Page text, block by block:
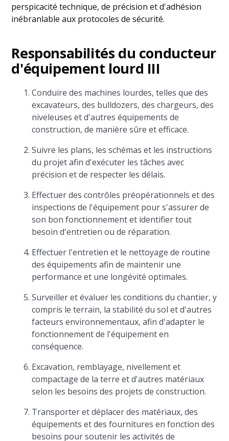
perspicacité technique, de précision et d'adhésion
inébranlable aux protocoles de sécurité.
Responsabilités du conducteur
d'équipement lourd III
Conduire des machines lourdes, telles que des
excavateurs, des bulldozers, des chargeurs, des
niveleuses et d'autres équipements de
construction, de manière sûre et efficace.
Suivre les plans, les schémas et les instructions
du projet afin d'exécuter les tâches avec
précision et de respecter les délais.
Effectuer des contrôles préopérationnels et des
inspections de l'équipement pour s'assurer de
son bon fonctionnement et identifier tout
besoin d'entretien ou de réparation.
Effectuer l'entretien et le nettoyage de routine
des équipements afin de maintenir une
performance et une longévité optimales.
Surveiller et évaluer les conditions du chantier, y
compris le terrain, la stabilité du sol et d'autres
facteurs environnementaux, afin d'adapter le
fonctionnement de l'équipement en
conséquence.
Excavation, remblayage, nivellement et
compactage de la terre et d'autres matériaux
selon les besoins des projets de construction.
Transporter et déplacer des matériaux, des
équipements et des fournitures en fonction des
besoins pour soutenir les activités de